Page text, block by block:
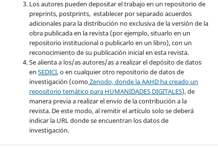
Los autores pueden depositar el trabajo en un repositorio de
preprints, postprints, establecer por separado acuerdos
adicionales para la distribución no exclusiva de la versión de la
obra publicada en la revista (por ejemplo, situarlo en un
repositorio institucional o publicarlo en un libro), con un
reconocimiento de su publicación inicial en esta revista.
Se alienta a los/as autores/as a realizar el depósito de datos
en SEDICI, o en cualquier otro repositorio de datos de
investigación (comoZenodo, donde la AAHD ha creado un
repositorio temático para HUMANIDADES DIGITALES), de
manera previa a realizar el envío de la contribución a la
revista. De este modo, al remitir el artículo solo se deberá
indicar la URL donde se encuentran los datos de
investigación.